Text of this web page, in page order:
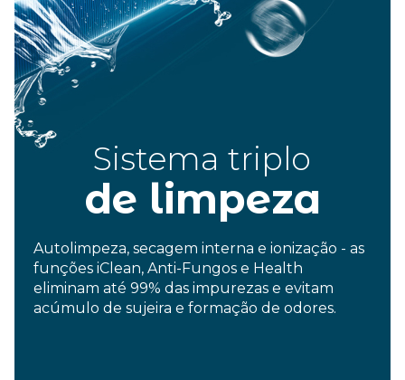
Sistema triplo
de limpeza
Autolimpeza, secagem interna e ionização - as
funções iClean, Anti-Fungos e Health
eliminam até 99% das impurezas e evitam
acúmulo de sujeira e formação de odores.